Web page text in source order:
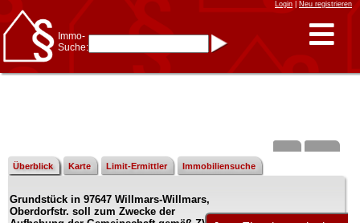
Login| Neu registrieren
Immo-
Suche:
z.B.:15 Frankfurtfür
Frankfurt/Oder
und6 Frankfurtfür Frankfurt
Immobiliensuche
Überblick Karte Limit-Ermittler Immobiliensuche
Grundstück in 97647 Willmars-Willmars,
Oberdorfstr. soll zum Zwecke der